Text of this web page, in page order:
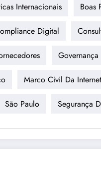
Internacionais Boas
Digital
Governança
Marco Civil Da Internet
São Paulo Segurança